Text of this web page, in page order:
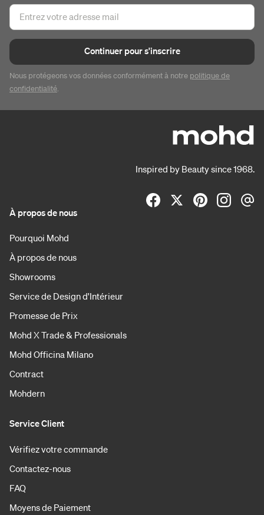
Continuer pour s'inscrire
Nous protégeons vos données conformément à notre politique de
confidentialité.
Inspired by Beauty since 1968.
À propos de nous
Pourquoi Mohd
À propos de nous
Showrooms
Service de Design d'Intérieur
Promesse de Prix
Mohd X Trade & Professionals
Mohd Officina Milano
Contract
Mohdern
Service Client
Vérifiez votre commande
Contactez-nous
FAQ
Moyens de Paiement